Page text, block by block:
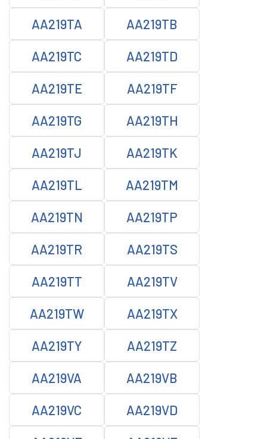
AA219TA AA219TB
AA219TC AA219TD
AA219TE AA219TF
AA219TG AA219TH
AA219TJ AA219TK
AA219TL AA219TM
AA219TN AA219TP
AA219TR AA219TS
AA219TT AA219TV
AA219TW AA219TX
AA219TY AA219TZ
AA219VA AA219VB
AA219VC AA219VD